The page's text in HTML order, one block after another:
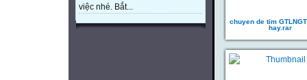
việc nhé. Bắt...
chuyen de tim
hay.rar